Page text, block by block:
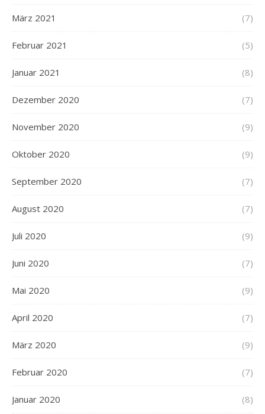
März 2021 (7)
Februar 2021 (5)
Januar 2021 (8)
Dezember 2020 (7)
November 2020 (9)
Oktober 2020 (9)
September 2020 (7)
August 2020 (7)
Juli 2020 (9)
Juni 2020 (7)
Mai 2020 (9)
April 2020 (7)
März 2020 (9)
Februar 2020 (7)
Januar 2020 (8)